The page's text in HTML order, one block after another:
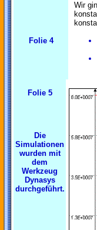
Wir
Folie 4
Folie 5
Die
Simulationen
wurden mit
dem
Werkzeug
Dynasys
durchgeführt.